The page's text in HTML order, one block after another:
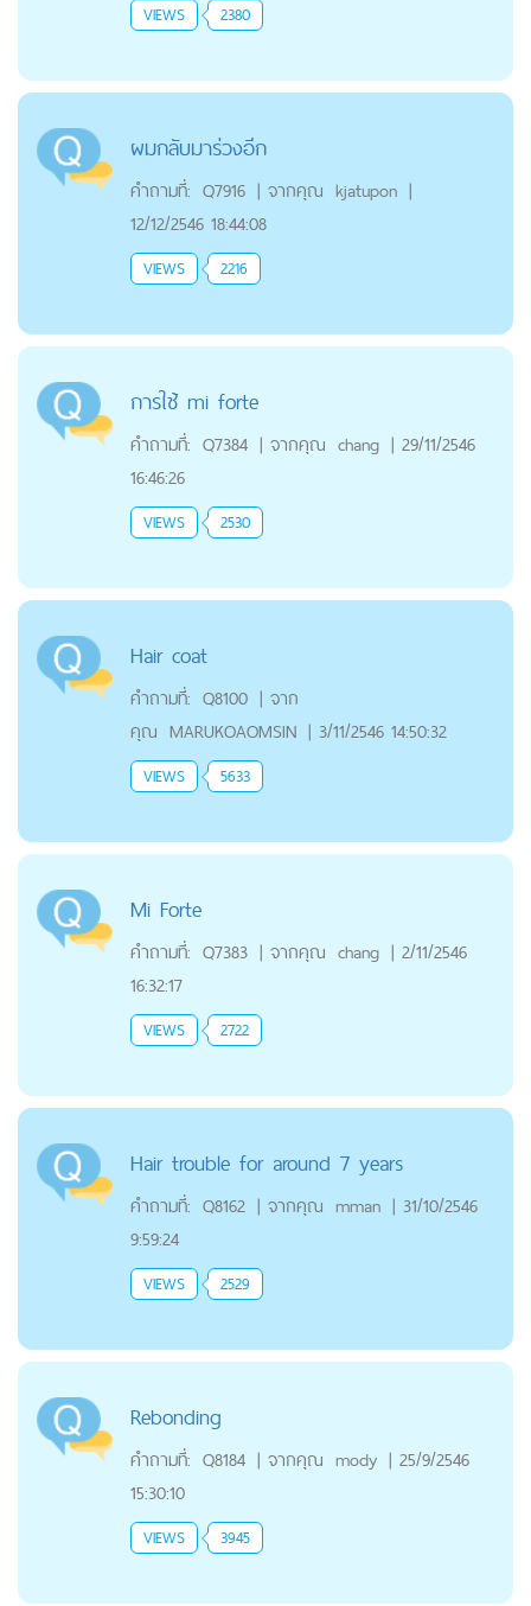
VIEWS 2380
ผมกลับมาร่วงอีก
คำถามที่: Q7916 | จากคุณ kjatupon |
12/12/2546 18:44:08
VIEWS 2216
การใช้ mi forte
คำถามที่: Q7384 | จากคุณ chang | 29/11/2546
16:46:26
VIEWS 2530
Hair coat
คำถามที่: Q8100 | จาก
คุณ MARUKOAOMSIN | 3/11/2546 14:50:32
VIEWS 5633
Mi Forte
คำถามที่: Q7383 | จากคุณ chang | 2/11/2546
16:32:17
VIEWS 2722
Hair trouble for around 7 years
คำถามที่: Q8162 | จากคุณ mman | 31/10/2546
9:59:24
VIEWS 2529
Rebonding
คำถามที่: Q8184 | จากคุณ mody | 25/9/2546
15:30:10
VIEWS 3945